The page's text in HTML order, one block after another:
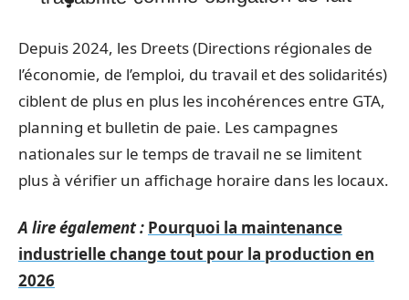
Depuis 2024, les Dreets (Directions régionales de
l’économie, de l’emploi, du travail et des solidarités)
ciblent de plus en plus les incohérences entre GTA,
planning et bulletin de paie. Les campagnes
nationales sur le temps de travail ne se limitent
plus à vérifier un affichage horaire dans les locaux.
A lire également : Pourquoi la maintenance
industrielle change tout pour la production en
2026